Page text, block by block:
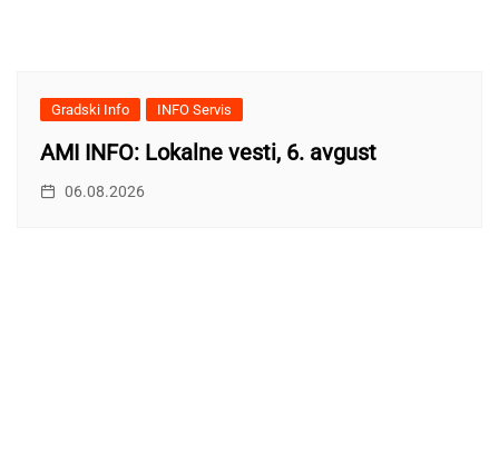
Gradski Info INFO Servis
AMI INFO: Lokalne vesti, 6. avgust
06.08.2026